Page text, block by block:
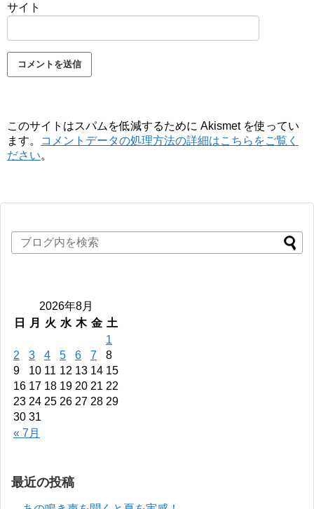
サイト
このサイトはスパムを低減するために Akismet を使ってい
ます。
コメントデータの処理方法の詳細はこちらをご覧く
ださい。
2026年8月
日
月 火 水 木 金 土
« 7月
1
2
3 4 5 6 7
8
9
10 11 12 13 14 15
16 17 18 19 20 21 22
23 24 25 26 27 28 29
30 31
最近の投稿